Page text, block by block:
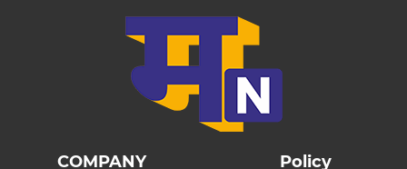
COMPANY Policy